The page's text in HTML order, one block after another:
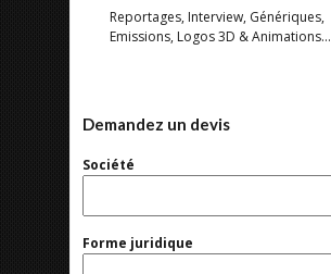
Reportages, Interview, Génériques,
Emissions, Logos 3D & Animations...
Demandez un devis
Société
Forme juridique